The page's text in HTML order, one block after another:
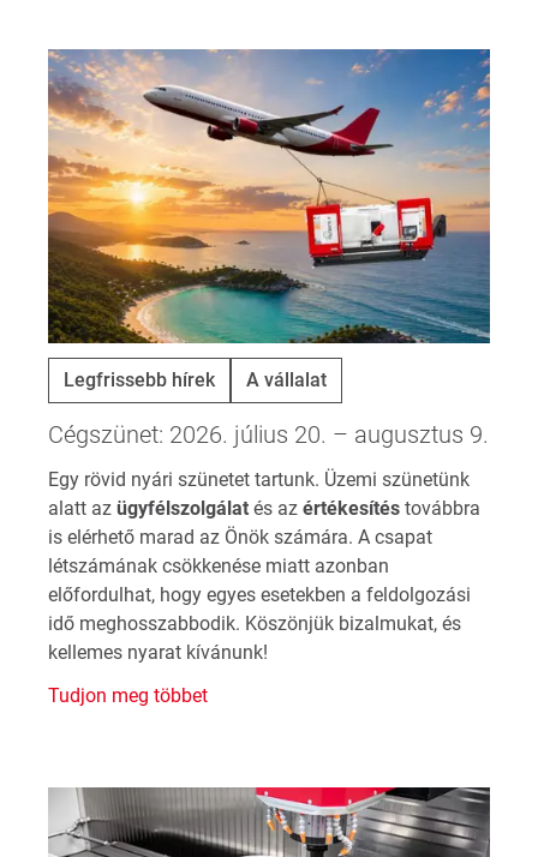
Legfrissebb hírek A vállalat
Cégszünet: 2026. július 20. – augusztus 9.
Egy rövid nyári szünetet tartunk. Üzemi szünetünk
alatt az ügyfélszolgálat és az értékesítés továbbra
is elérhető marad az Önök számára. A csapat
létszámának csökkenése miatt azonban
előfordulhat, hogy egyes esetekben a feldolgozási
idő meghosszabbodik. Köszönjük bizalmukat, és
kellemes nyarat kívánunk!
Tudjon meg többet